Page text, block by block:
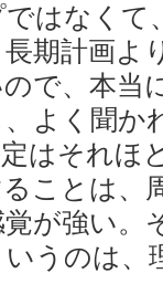
はなく
期計画よ
で、本当
よく聞か
はそれほ
ことは、
が強い。
うのは、